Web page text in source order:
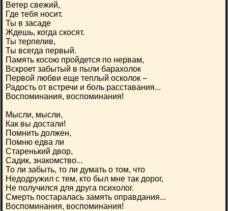
Ветер свежий,
Где тебя носит.
Ты в засаде
Ждешь, когда скосят.
Ты терпелив,
Ты всегда первый.
Память косою пройдется по нервам,
Вскроет забытый в пыли барахолок
Первой любви еще теплый осколок –
Радость от встречи и боль расставания...
Воспоминания, воспоминания!
Мысли, мысли,
Как вы достали!
Помнить должен,
Помню едва ли
Старенький двор,
Садик, знакомство...
То ли забыть, то ли думать о том, что
Недодружил с тем, кто был мне так дорог,
Не получился для друга психолог.
Смерть постаралась замять оправдания...
Воспоминания, воспоминания!